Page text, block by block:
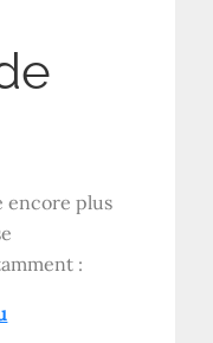
encore plus
: